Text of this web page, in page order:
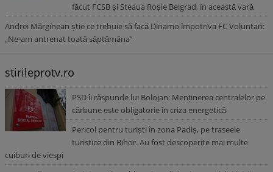
făcut FCSB și Steaua Roșie Belgrad, în această vară
Andrei Mărginean știe ce trebuie să facă Dinamo împotriva FC Voluntari:
„Ne-am antrenat toată săptămâna”
stirileprotv.ro
PSD îi răspunde lui Bolojan: Menținerea centralelor pe
cărbune este obligatorie în criza energetică
Pericol pentru turiști în zona Padiș, pe traseele
turistice din Bihor. Au fost descoperite mai multe
cuiburi de viespi